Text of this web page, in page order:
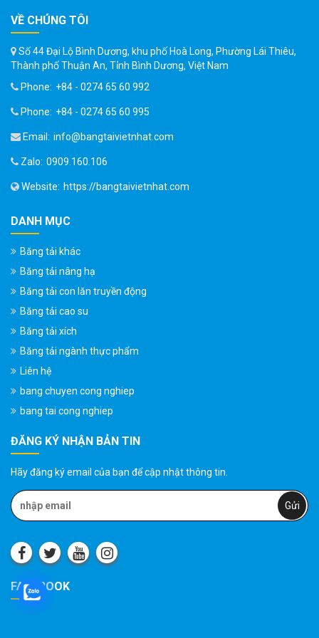
VỀ CHÚNG TÔI
Số 44 Đại Lộ Bình Dương, khu phố Hoà Long, Phường Lái Thiêu,
Thành phố Thuận An, Tỉnh Bình Dương, Việt Nam
Phone: +84 - 0274 65 60 992
Phone: +84 - 0274 65 60 995
Email: info@bangtaivietnhat.com
Zalo: 0909.160.106
Website: https://bangtaivietnhat.com
DANH MỤC
Băng tải khác
Băng tải nâng hạ
Băng tải con lăn truyền động
Băng tải cao su
Băng tải xích
Băng tải ngành thực phẩm
Liên hệ
bang chuyen cong nghiep
bang tai cong nghiep
ĐĂNG KÝ NHẬN BẢN TIN
Hãy đăng ký email của bạn để cập nhật thông tin.
FACEBOOK